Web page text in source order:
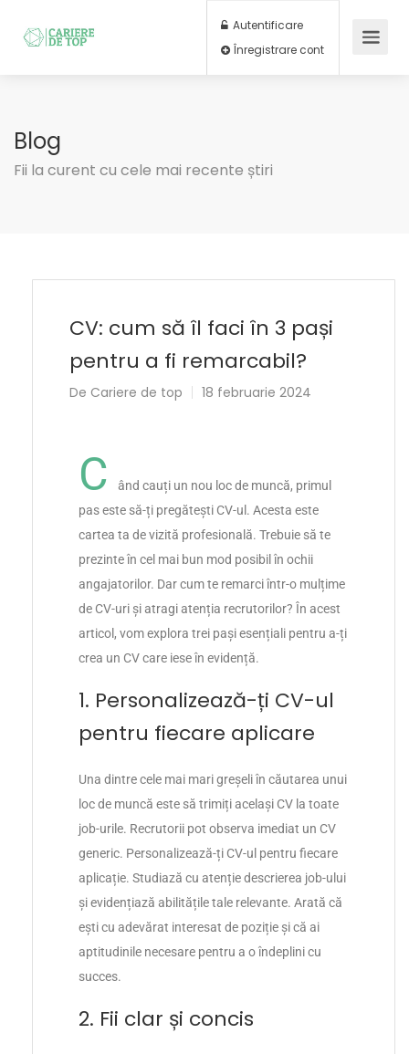
Autentificare
Înregistrare cont
Blog
Fii la curent cu cele mai recente știri
CV: cum să îl faci în 3 pași
pentru a fi remarcabil?
De Cariere de top 18 februarie 2024
C
ând cauți un nou loc de muncă, primul
pas este să-ți pregătești CV-ul. Acesta este
cartea ta de vizită profesională. Trebuie să te
prezinte în cel mai bun mod posibil în ochii
angajatorilor. Dar cum te remarci într-o mulțime
de CV-uri și atragi atenția recrutorilor? În acest
articol, vom explora trei pași esențiali pentru a-ți
crea un CV care iese în evidență.
1. Personalizează-ți CV-ul
pentru fiecare aplicare
Una dintre cele mai mari greșeli în căutarea unui
loc de muncă este să trimiți același CV la toate
job-urile. Recrutorii pot observa imediat un CV
generic. Personalizează-ți CV-ul pentru fiecare
aplicație. Studiază cu atenție descrierea job-ului
și evidențiază abilitățile tale relevante. Arată că
ești cu adevărat interesat de poziție și că ai
aptitudinile necesare pentru a o îndeplini cu
succes.
2. Fii clar și concis